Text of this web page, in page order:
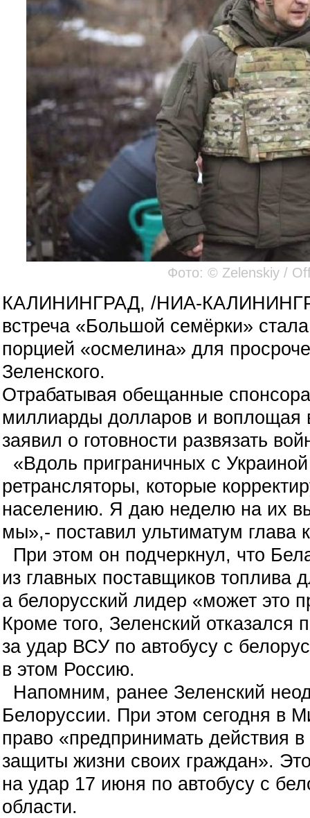
Фото: © Zеlеnskiу /
КАЛИНИНГРАД, /НИА-
встреча «Большой семёрки»
порцией «осмелина» для
Зеленского.
Отрабатывая обещанные
миллиарды долларов и воплощая
заявил о готовности развязать
«Вдоль приграничных с
ретрансляторы, которые
населению. Я даю неделю на их
мы»,- поставил ультиматум глава
При этом он подчеркнул, что
из главных поставщиков топлива
а белорусский лидер «может это
Кроме того, Зеленский отказался
за удар ВСУ по автобусу с
в этом Россию.
Напомним, ранее Зеленский
Белоруссии. При этом сегодня в
право «предпринимать действия
защиты жизни своих граждан».
на удар 17 июня по автобусу с
области.